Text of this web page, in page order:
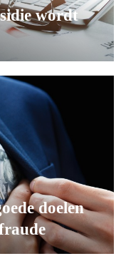
wordt
doelen